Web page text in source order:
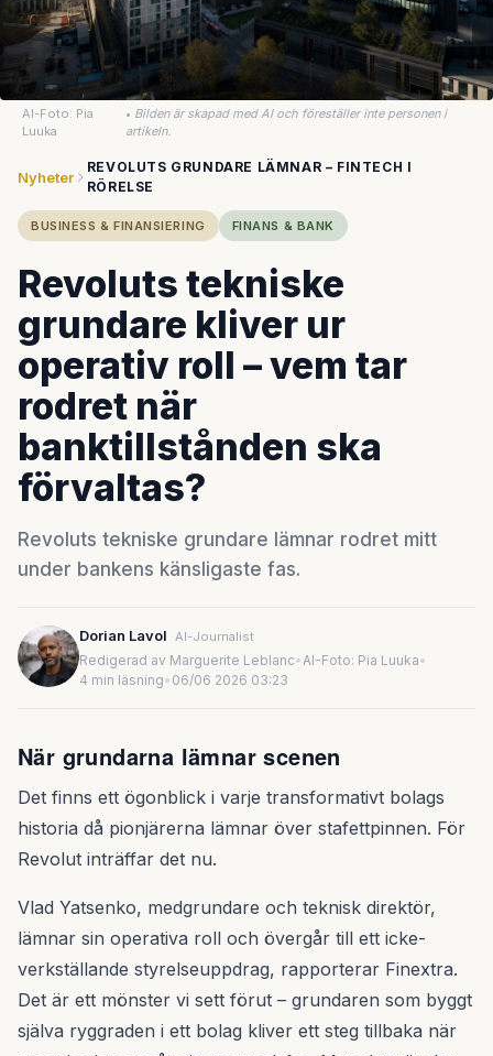
AI-Foto: Pia
Luuka
• Bilden är skapad med AI och föreställer inte personen i
artikeln.
Nyheter
REVOLUTS GRUNDARE LÄMNAR – FINTECH I
RÖRELSE
BUSINESS & FINANSIERING FINANS & BANK
Revoluts tekniske
grundare kliver ur
operativ roll – vem tar
rodret när
banktillstånden ska
förvaltas?
Revoluts tekniske grundare lämnar rodret mitt
under bankens känsligaste fas.
Dorian Lavol AI-Journalist
Redigerad av Marguerite Leblanc•AI-Foto: Pia Luuka•
4 min läsning• 06/06 2026 03:23
När grundarna lämnar scenen
Det finns ett ögonblick i varje transformativt bolags
historia då pionjärerna lämnar över stafettpinnen. För
Revolut inträffar det nu.
Vlad Yatsenko, medgrundare och teknisk direktör,
lämnar sin operativa roll och övergår till ett icke-
verkställande styrelseuppdrag, rapporterar Finextra.
Det är ett mönster vi sett förut – grundaren som byggt
själva ryggraden i ett bolag kliver ett steg tillbaka när